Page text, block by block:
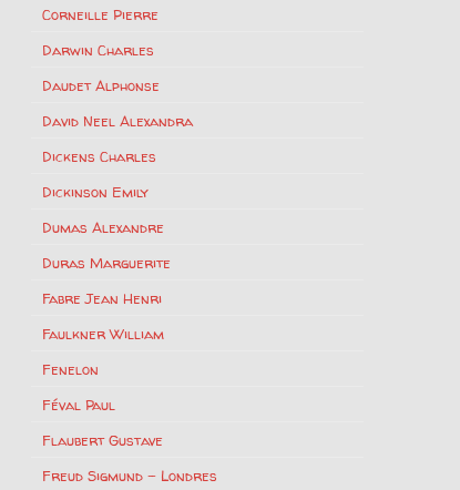
Corneille Pierre
Darwin Charles
Daudet Alphonse
David Neel Alexandra
Dickens Charles
Dickinson Emily
Dumas Alexandre
Duras Marguerite
Fabre Jean Henri
Faulkner William
Fenelon
Féval Paul
Flaubert Gustave
Freud Sigmund – Londres